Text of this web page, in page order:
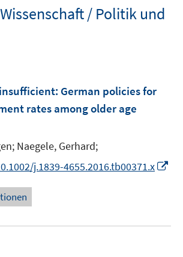
/ Politik und
: German policies for
rates among older age
Naegele, Gerhard;
j.1839-4655.2016.tb00371.x
u